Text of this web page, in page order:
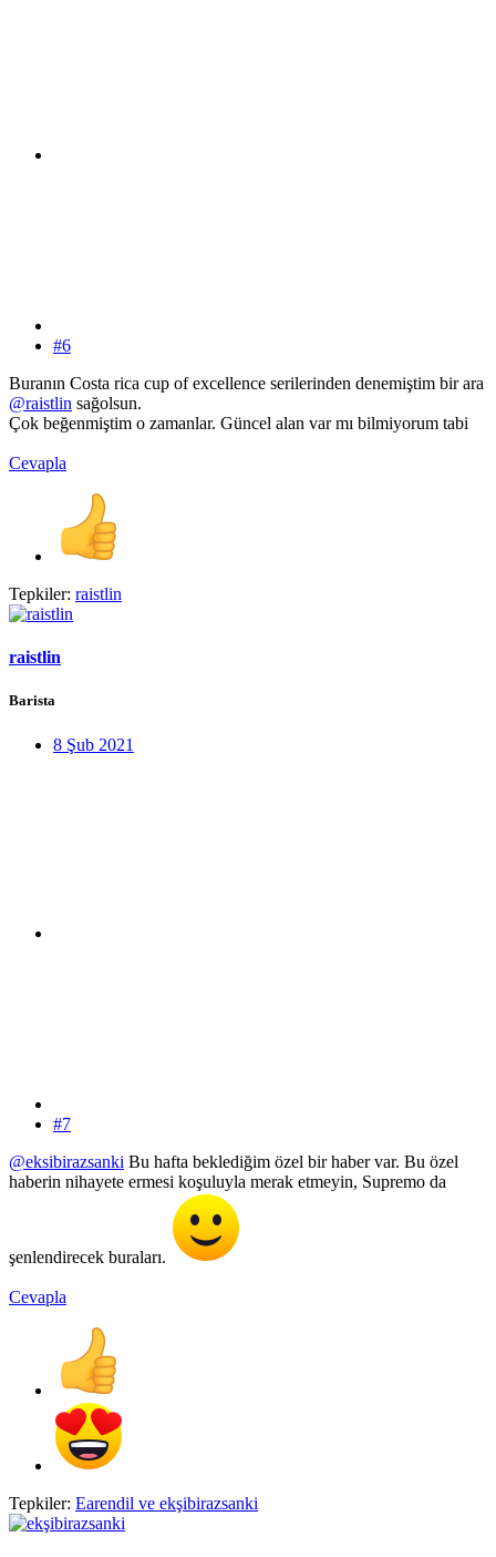
#6
Buranın Costa rica cup of excellence serilerinden denemiştim bir ara
@raistlin sağolsun.
Çok beğenmiştim o zamanlar. Güncel alan var mı bilmiyorum tabi
Cevapla
Tepkiler: raistlin
raistlin
Barista
8 Şub 2021
#7
@eksibirazsanki Bu hafta beklediğim özel bir haber var. Bu özel
haberin nihayete ermesi koşuluyla merak etmeyin, Supremo da
şenlendirecek buraları.
Cevapla
Tepkiler: Earendil ve ekşibirazsanki